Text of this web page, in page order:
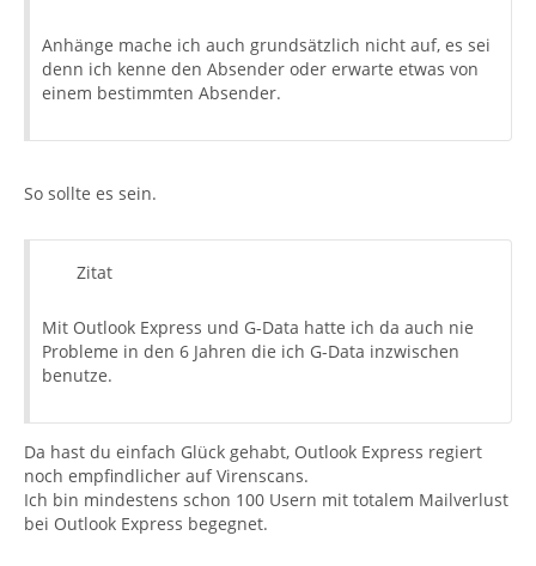
Anhänge mache ich auch grundsätzlich nicht auf, es sei
denn ich kenne den Absender oder erwarte etwas von
einem bestimmten Absender.
So sollte es sein.
Zitat
Mit Outlook Express und G-Data hatte ich da auch nie
Probleme in den 6 Jahren die ich G-Data inzwischen
benutze.
Da hast du einfach Glück gehabt, Outlook Express regiert
noch empfindlicher auf Virenscans.
Ich bin mindestens schon 100 Usern mit totalem Mailverlust
bei Outlook Express begegnet.